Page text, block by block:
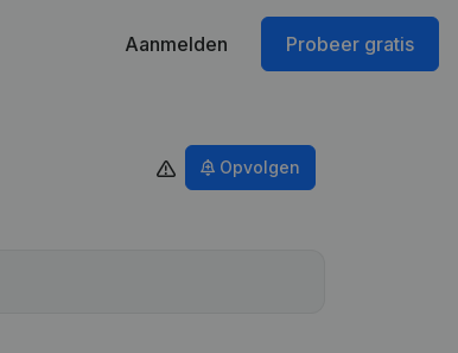
Aanmelden Probeer gratis
Opvolgen